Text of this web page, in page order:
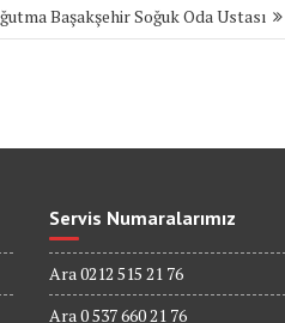
Başakşehir Soğuk Oda Ustası
Servis Numaralarımız
Ara 0212 515 21 76
Ara 0 537 660 21 76